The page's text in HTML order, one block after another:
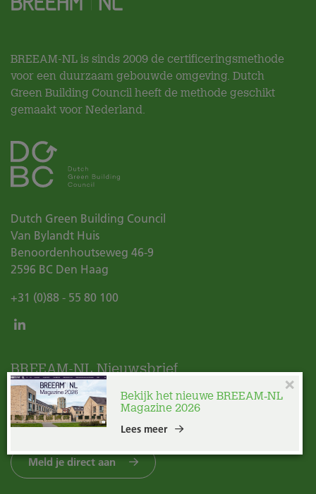
×
Bekijk het nieuwe BREEAM‑NL
Magazine 2026
Lees meer
BREEAM-NL is sinds 2009 de certificeringsmethode
voor een duurzaam gebouwde omgeving. Dutch
Green Building Council heeft de methode geschikt
gemaakt voor Nederland.
Dutch Green Building Council
Van Bylandt Huis
Benoordenhoutseweg 46-9
2596 BC Den Haag
+31 (0)88 - 55 80 100
BREEAM-NL Nieuwsbrief
Wil je de BREEAM-NL Update/Nieuwsbrief ontvangen?
Meld je direct aan